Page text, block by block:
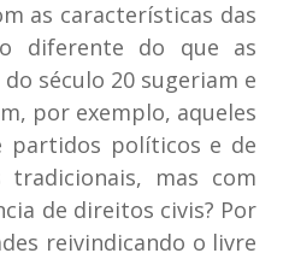
as características das
diferente do que as
século 20 sugeriam e
por exemplo, aqueles
partidos políticos e de
tradicionais, mas com
de direitos civis? Por
reivindicando o livre